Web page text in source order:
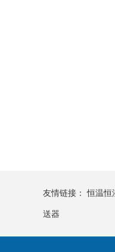
友情链接：恒温恒
送器